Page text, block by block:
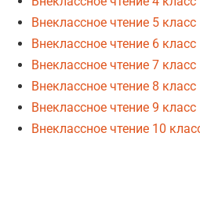
Внеклассное чтение 5 класс
Внеклассное чтение 6 класс
Внеклассное чтение 7 класс
Внеклассное чтение 8 класс
Внеклассное чтение 9 класс
Внеклассное чтение 10